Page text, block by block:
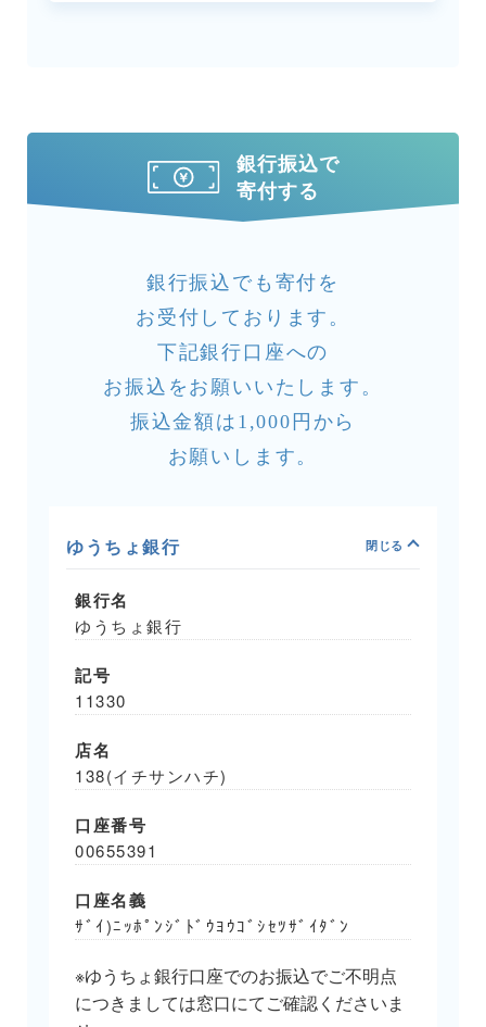
銀行振込で
寄付する
銀行振込でも寄付を
お受付しております。
下記銀行口座への
お振込をお願いいたします。
振込金額は1,000円から
お願いします。
ゆうちょ銀行
銀行名
ゆうちょ銀行
記号
11330
店名
138(イチサンハチ)
口座番号
00655391
口座名義
ｻﾞｲ)ﾆｯﾎﾟﾝｼﾞﾄﾞｳﾖｳｺﾞｼｾﾂｻﾞｲﾀﾞﾝ
※ゆうちょ銀行口座でのお振込でご不明点
につきましては窓口にてご確認くださいま